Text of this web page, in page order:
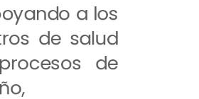
a los
de salud
de